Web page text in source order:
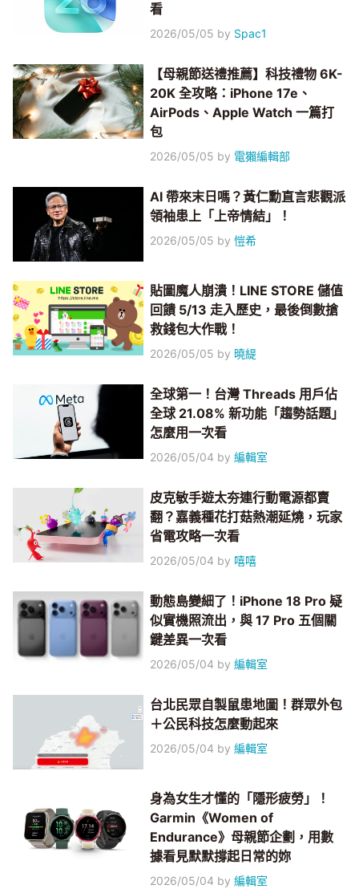
看
2026/05/05 by Spac1
【母親節送禮推薦】科技禮物 6K-
20K 全攻略：iPhone 17e、
AirPods、Apple Watch 一篇打
包
2026/05/05 by 電獺編輯部
AI 帶來末日嗎？黃仁勳直言悲觀派
領袖患上「上帝情結」！
2026/05/05 by愷希
貼圖魔人崩潰！LINE STORE 儲值
回饋 5/13 走入歷史，最後倒數搶
救錢包大作戰！
2026/05/05 by 曉緹
全球第一！台灣 Threads 用戶佔
全球 21.08% 新功能「趨勢話題」
怎麼用一次看
2026/05/04 by編輯室
皮克敏手遊太夯連行動電源都賣
翻？嘉義種花打菇熱潮延燒，玩家
省電攻略一次看
2026/05/04 by 嘻嘻
動態島變細了！iPhone 18 Pro 疑
似實機照流出，與 17 Pro 五個關
鍵差異一次看
2026/05/04 by編輯室
台北民眾自製鼠患地圖！群眾外包
＋公民科技怎麼動起來
2026/05/04 by編輯室
身為女生才懂的「隱形疲勞」！
Garmin《Women of
Endurance》母親節企劃，用數
據看見默默撐起日常的妳
2026/05/04 by編輯室